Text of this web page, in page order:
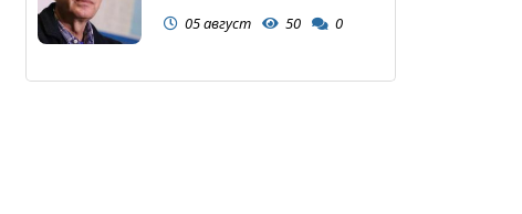
05 август 50 0